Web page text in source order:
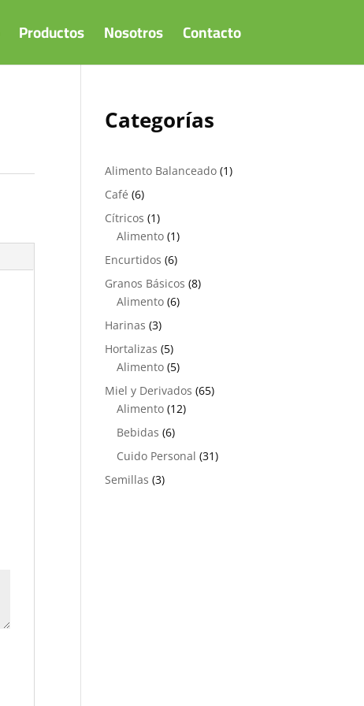
Productos Nosotros Contacto
Categorías
Alimento Balanceado 11
Café 66
productos
Cítricos 11
producto
Alimento 11
producto
Encurtidos 66
productos
Granos Básicos 88
Alimento 66
Harinas 33
productos
Hortalizas 55
productos
Alimento 55
productos
Miel y Derivados 6565
Alimento 1212
Bebidas 66
productos
Cuido Personal 3131
Semillas 33